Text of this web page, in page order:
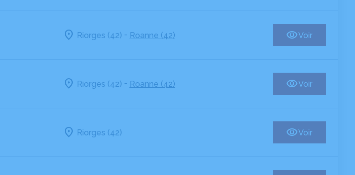
Riorges (42) - Roanne (42) Voir
Riorges (42) - Roanne (42) Voir
Riorges (42) Voir